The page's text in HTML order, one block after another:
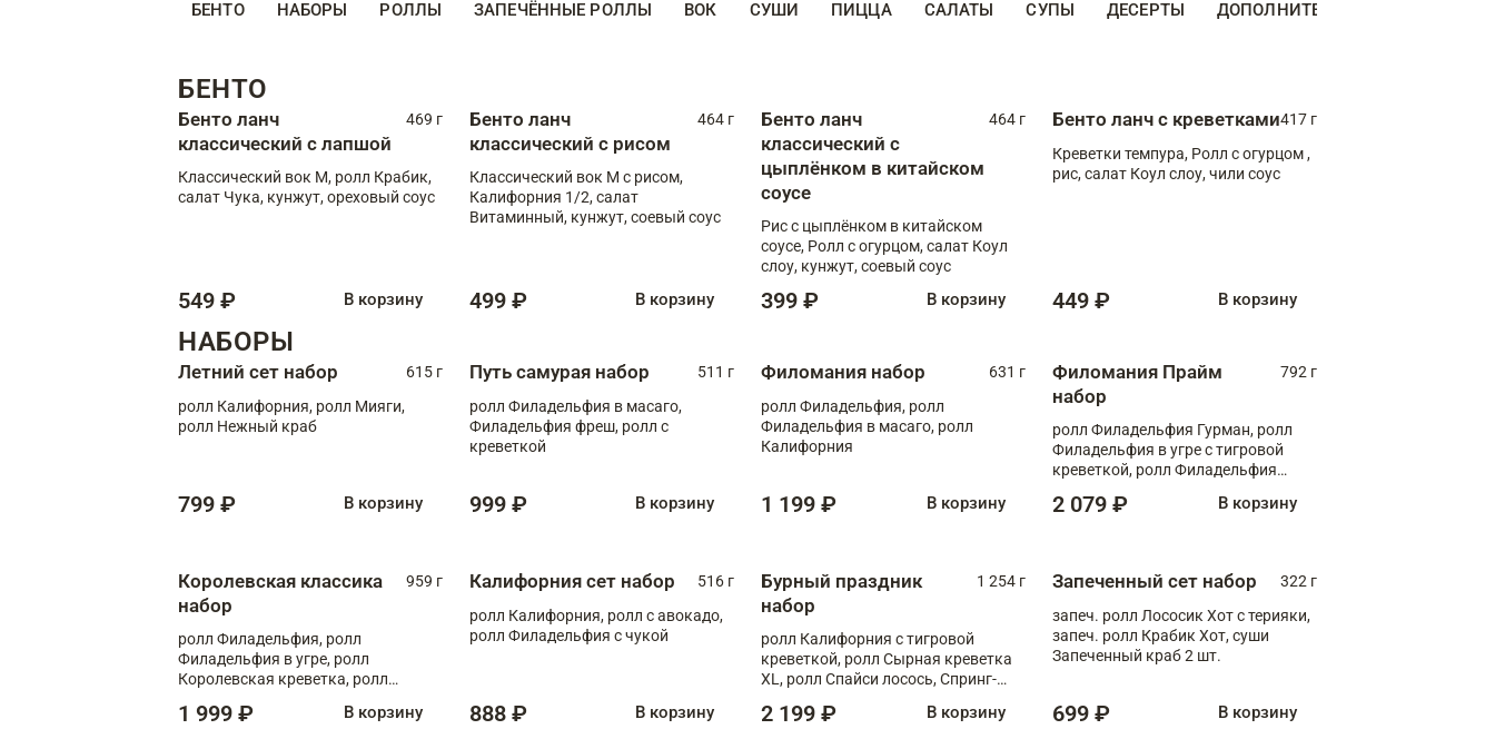
БЕНТО НАБОРЫ РОЛЛЫ ЗАПЕЧЁННЫЕ РОЛЛЫ ВОК СУШИ ПИЦЦА САЛАТЫ СУПЫ ДЕСЕРТЫ ДОПОЛНИТЕЛЬНО
БЕНТО
Бенто ланч
классический с лапшой
469 г
Классический вок М, ролл Крабик,
салат Чука, кунжут, ореховый соус
549 ₽ В корзину
Бенто ланч
классический с рисом
464 г
Классический вок М с рисом,
Калифорния 1/2, салат
Витаминный, кунжут, соевый соус
499 ₽ В корзину
Бенто ланч
классический с
цыплёнком в китайском
соусе
464 г
Рис с цыплёнком в китайском
соусе, Ролл с огурцом, салат Коул
слоу, кунжут, соевый соус
399 ₽ В корзину
Бенто ланч с креветками417 г
Креветки темпура, Ролл с огурцом ,
рис, салат Коул слоу, чили соус
449 ₽ В корзину
НАБОРЫ
Летний сет набор
615 г
ролл Калифорния, ролл Мияги,
ролл Нежный краб
799 ₽ В корзину
Путь самурая набор
511 г
ролл Филадельфия в масаго,
Филадельфия фреш, ролл с
креветкой
999 ₽ В корзину
Филомания набор
631 г
ролл Филадельфия, ролл
Филадельфия в масаго, ролл
Калифорния
1 199 ₽ В корзину
Филомания Прайм
набор
792 г
ролл Филадельфия Гурман, ролл
Филадельфия в угре с тигровой
креветкой, ролл Филадельфия
2 079 ₽ В корзину
Королевская классика
набор
959 г
ролл Филадельфия, ролл
Филадельфия в угре, ролл
Королевская креветка, ролл
1 999 ₽ В корзину
Калифорния сет набор
516 г
ролл Калифорния, ролл с авокадо,
ролл Филадельфия с чукой
888 ₽ В корзину
Бурный праздник
набор
1 254 г
ролл Калифорния с тигровой
креветкой, ролл Сырная креветка
XL, ролл Спайси лосось, Спринг-
Медовая креветка
2 199 ₽ В корзину
Запеченный сет набор
322 г
запеч. ролл Лососик Хот с терияки,
запеч. ролл Крабик Хот, суши
Запеченный краб 2 шт.
699 ₽ В корзину